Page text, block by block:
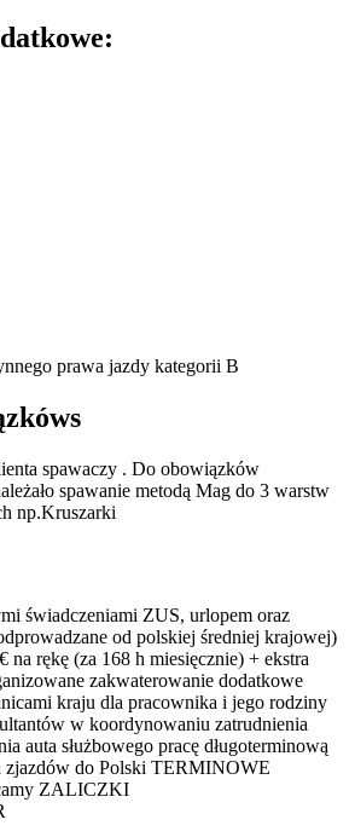
prawa jazdy kategorii B
spawaczy . Do obowiązków
spawanie metodą Mag do 3 warstw
np.Kruszarki
świadczeniami ZUS, urlopem oraz
od polskiej średniej krajowej)
na rękę (za 168 h miesięcznie) + ekstra
zakwaterowanie dodatkowe
kraju dla pracownika i jego rodziny
w koordynowaniu zatrudnienia
auta służbowego pracę długoterminową
zjazdów do Polski TERMINOWE
ZALICZKI